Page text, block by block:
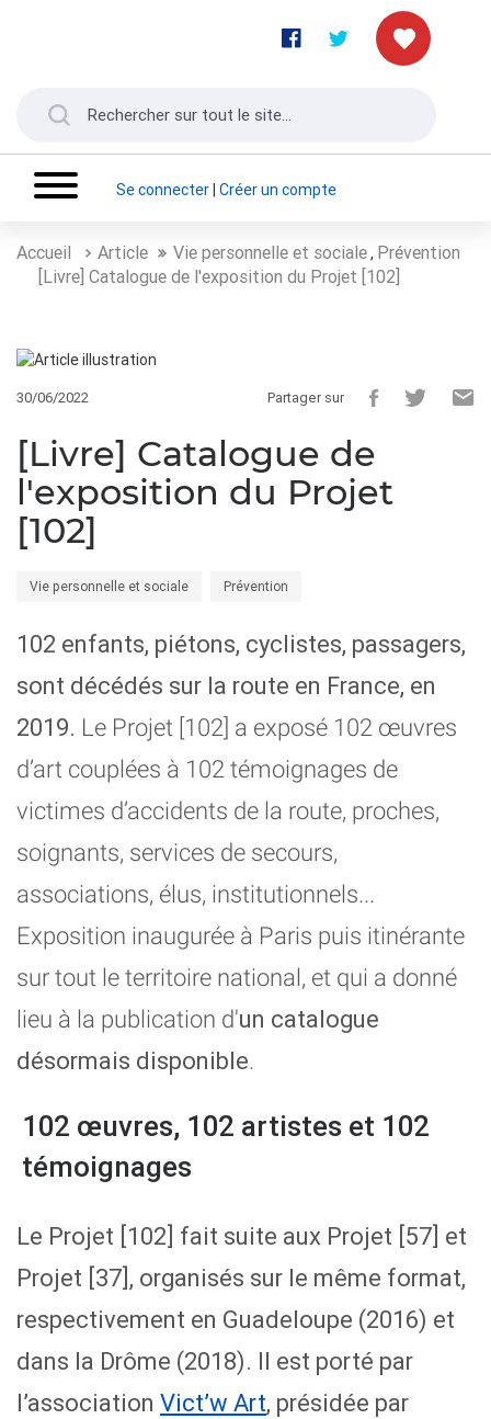
Se connecter| Créer un compte
Accueil Article Vie personnelle et sociale, Prévention
[Livre] Catalogue de l'exposition du Projet [102]
30/06/2022 Partager sur
[Livre] Catalogue de
l'exposition du Projet
[102]
Vie personnelle et sociale Prévention
102 enfants, piétons, cyclistes, passagers,
sont décédés sur la route en France, en
2019. Le Projet [102] a exposé 102 œuvres
d’art couplées à 102 témoignages de
victimes d’accidents de la route, proches,
soignants, services de secours,
associations, élus, institutionnels...
Exposition inaugurée à Paris puis itinérante
sur tout le territoire national, et qui a donné
lieu à la publication d'un catalogue
désormais disponible.
102 œuvres, 102 artistes et 102
témoignages
Le Projet [102] fait suite aux Projet [57] et
Projet [37], organisés sur le même format,
respectivement en Guadeloupe (2016) et
dans la Drôme (2018). Il est porté par
l’association Vict’w Art, présidée par